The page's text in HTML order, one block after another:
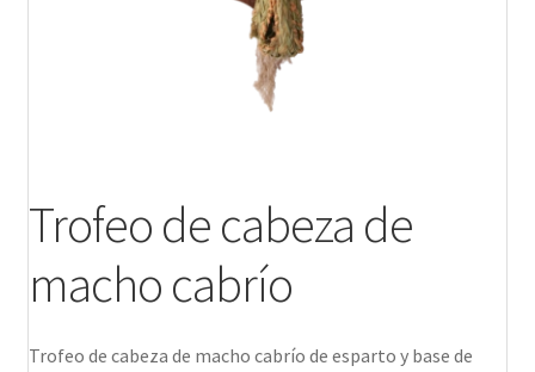
Trofeo de cabeza de
macho cabrío
Trofeo de cabeza de macho cabrío de esparto y base de